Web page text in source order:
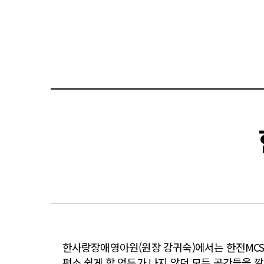
한사랑장애영아원(원장 강귀숙)에서는 한전